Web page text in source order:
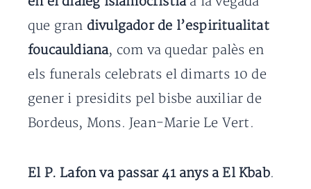
que gran divulgador de l’espiritualitat
foucauldiana, com va quedar palès en
els funerals celebrats el dimarts 10 de
gener i presidits pel bisbe auxiliar de
Bordeus, Mons. Jean-Marie Le Vert.
El P. Lafon va passar 41 anys a El Kbab.